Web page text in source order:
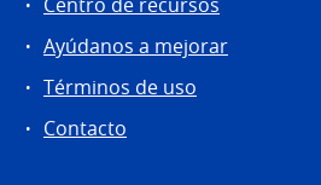
Ayúdanos a mejorar
Términos de uso
Contacto